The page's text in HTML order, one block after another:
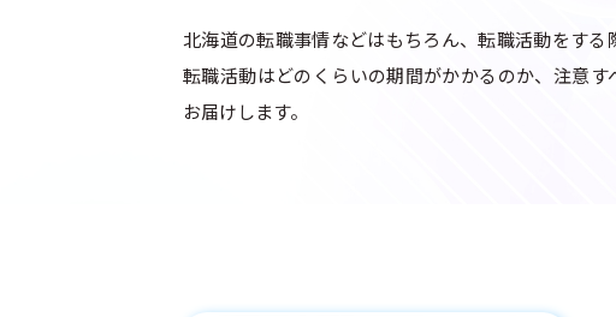
道南エリア
道東エリア
道外
北海道の転職事情などはもちろん、転職活動をする
転職活動はどのくらいの期間がかかるのか、注意す
お届けします。